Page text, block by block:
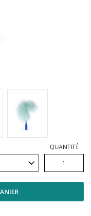
QUANTITÉ